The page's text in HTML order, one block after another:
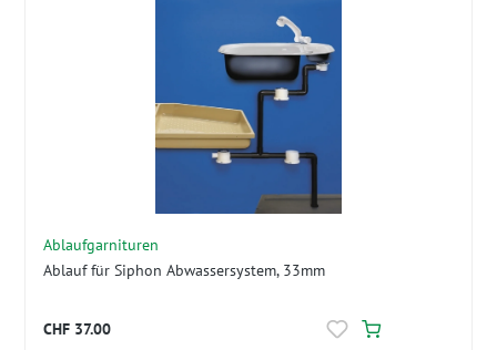
Ablaufgarnituren
Ablauf für Siphon Abwassersystem, 33mm
CHF 37.00